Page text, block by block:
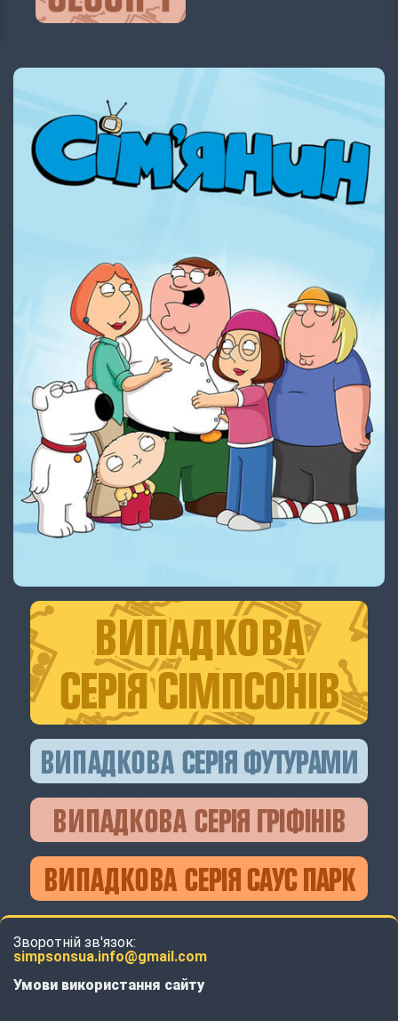
Зворотній зв'язок:
simpsonsua.info@gmail.com
Умови використання сайту